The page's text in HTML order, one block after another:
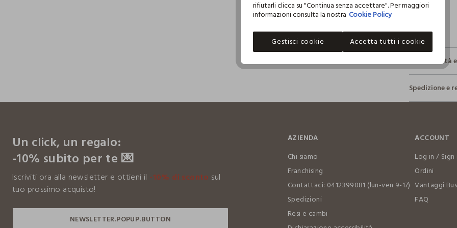
Sostenibilità
Sicurezza
Il 100% dei
fisici, per
Clicca qui
I nostri
PENGO
MADE IN
Spedizione e
Un click, un regalo:
-10% subito per te 💌
Iscriviti ora alla newsletter e ottieni il -10% di sconto sul
tuo prossimo acquisto!
AZIENDA
Chi siamo
Franchising
Contattaci: 0412399081 (lun-ven 9-17)
Spedizioni
Resi e cambi
ACCOUNT
Log in / Sign
Ordini
Vantaggi
FAQ
rifiutarli clicca su "Continua senza accettare". Per maggiori
informazioni consulta la nostra Cookie Policy
Gestisci cookie Accetta tutti i cookie